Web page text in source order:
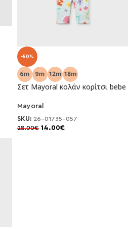
-50%
Σετ Mayoral κολάν κορίτσι bebe
Mayoral
SKU: 26-01735-057
28.00€ 14.00€